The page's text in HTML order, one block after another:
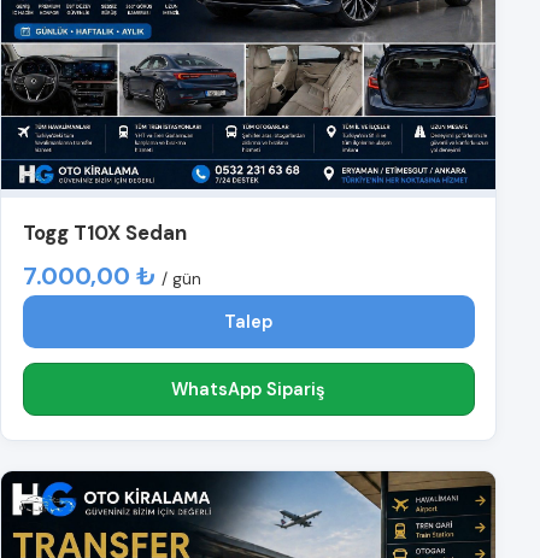
Togg T10X Sedan
7.000,00 ₺ / gün
Talep
WhatsApp Sipariş